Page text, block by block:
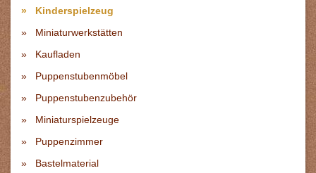
Kinderspielzeug
Miniaturwerkstätten
Kaufladen
Puppenstubenmöbel
Puppenstubenzubehör
Miniaturspielzeuge
Puppenzimmer
Bastelmaterial